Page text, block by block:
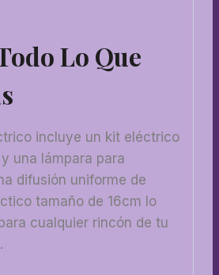
Lo Que
incluye un kit eléctrico
una lámpara para
difusión uniforme de
tamaño de 16cm lo
cualquier rincón de tu